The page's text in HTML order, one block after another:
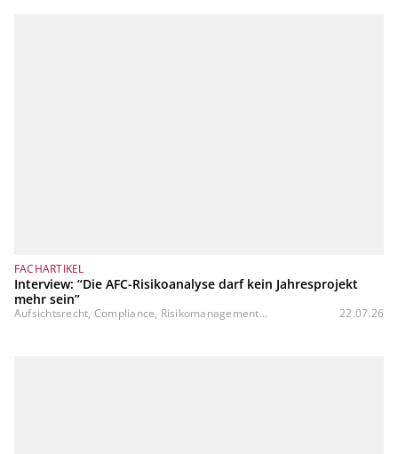
FACHARTIKEL
Interview: “Die AFC-Risikoanalyse darf kein Jahresprojekt
mehr sein”
Aufsichtsrecht, Compliance, Risikomanagement... 22.07.26